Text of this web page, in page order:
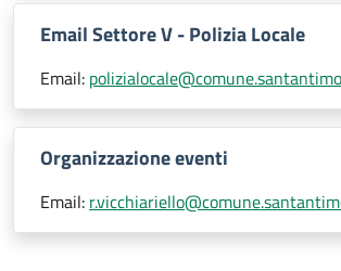
Email Settore V - Polizia Locale
Email:
Organizzazione eventi
Email: